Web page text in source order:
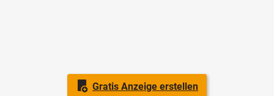
Gratis Anzeige erstellen